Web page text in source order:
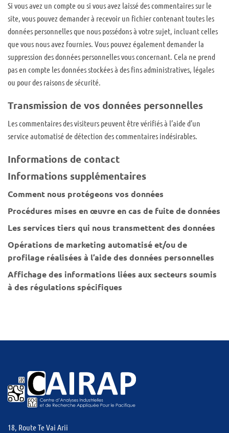
Si vous avez un compte ou si vous avez laissé des commentaires sur le
site, vous pouvez demander à recevoir un fichier contenant toutes les
données personnelles que nous possédons à votre sujet, incluant celles
que vous nous avez fournies. Vous pouvez également demander la
suppression des données personnelles vous concernant. Cela ne prend
pas en compte les données stockées à des fins administratives, légales
ou pour des raisons de sécurité.
Transmission de vos données personnelles
Les commentaires des visiteurs peuvent être vérifiés à l’aide d’un
service automatisé de détection des commentaires indésirables.
Informations de contact
Informations supplémentaires
Comment nous protégeons vos données
Procédures mises en œuvre en cas de fuite de données
Les services tiers qui nous transmettent des données
Opérations de marketing automatisé et/ou de
profilage réalisées à l’aide des données personnelles
Affichage des informations liées aux secteurs soumis
à des régulations spécifiques
18, Route Te Vai Arii